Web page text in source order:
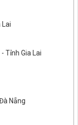
Lai
Tỉnh Gia Lai
Nẵng